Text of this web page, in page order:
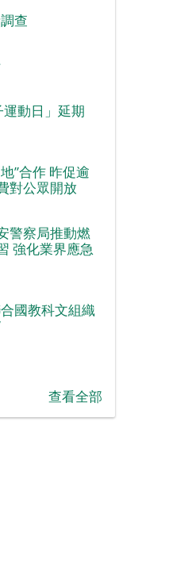
查
動日」延期
”合作 昨促逾
對公眾開放
警察局推動燃
強化業界應急
國教科文組織
查看全部